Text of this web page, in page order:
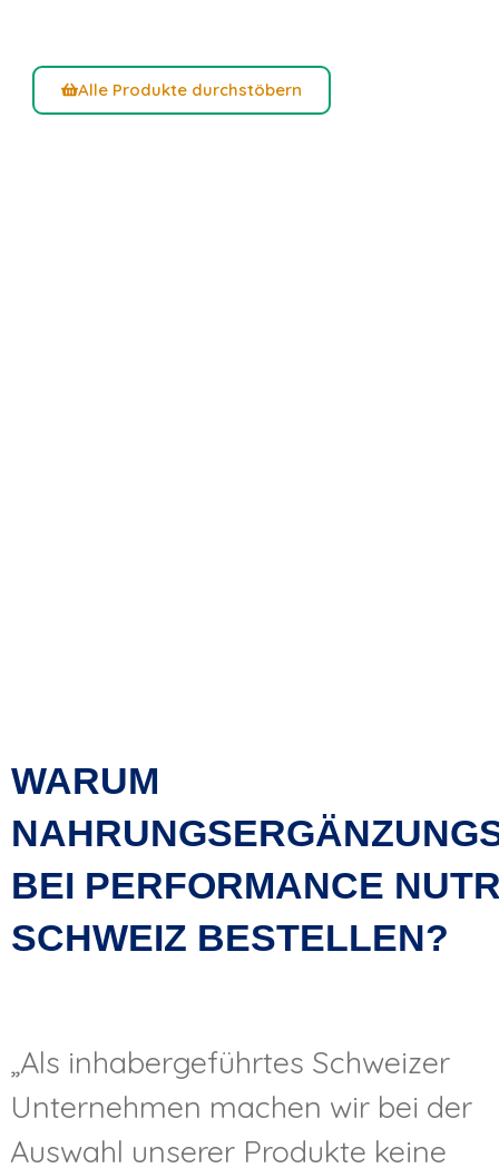
Alle Produkte durchstöbern
WARUM
BEI PERFORMANCE
SCHWEIZ BESTELLEN?
„Als inhabergeführtes Schweizer
Unternehmen machen wir bei der
Auswahl unserer Produkte keine